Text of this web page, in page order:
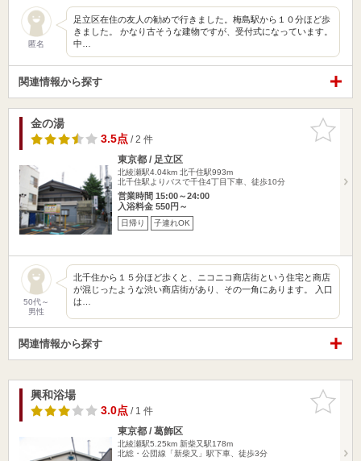
匿名
足立区在住の友人の勧めで行きました。梅島駅から１０分ほど歩
きました。 かなり古そうな建物ですが、受付式になっています。
中…
関連情報から探す
お気に入
りに追加
金の湯
3.5点/ 2 件
東京都 / 足立区
北綾瀬駅4.04km 北千住駅993m
北千住駅よりバスで千住4丁目下車、徒歩10分
営業時間 15:00～24:00
入浴料金 550円～
日帰り 子連れOK
50代～
男性
北千住から１５分ほど歩くと、ニコニコ商店街という住宅と商店
が混じったような渋い商店街があり、その一角にあります。 入口
は…
関連情報から探す
お気に入
りに追加
興和浴場
3.0点/ 1 件
東京都 / 葛飾区
北綾瀬駅5.25km 新柴又駅178m
北総・公団線「新柴又」駅下車、徒歩3分